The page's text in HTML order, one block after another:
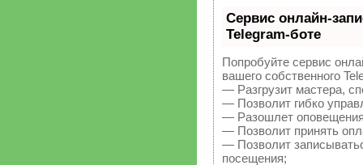
Сервис онлайн-
Telegram-боте
Попробуйте сервис
вашего собственного
— Разгрузит мастера,
— Позволит гибко
— Разошлет
— Позволит принять
— Позволит
посещения;